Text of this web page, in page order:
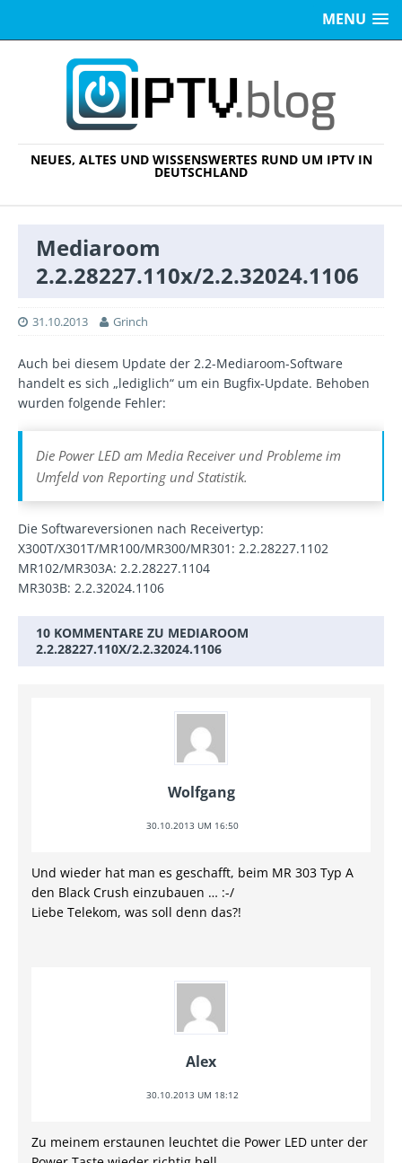
MENU
NEUES, ALTES UND WISSENSWERTES RUND UM IPTV IN
DEUTSCHLAND
Mediaroom
2.2.28227.110x/2.2.32024.1106
31.10.2013 Grinch
Auch bei diesem Update der 2.2-Mediaroom-Software
handelt es sich „lediglich“ um ein Bugfix-Update. Behoben
wurden folgende Fehler:
Die Power LED am Media Receiver und Probleme im
Umfeld von Reporting und Statistik.
Die Softwareversionen nach Receivertyp:
X300T/X301T/MR100/MR300/MR301: 2.2.28227.1102
MR102/MR303A: 2.2.28227.1104
MR303B: 2.2.32024.1106
10 KOMMENTARE ZU MEDIAROOM
2.2.28227.110X/2.2.32024.1106
Wolfgang
30.10.2013 UM 16:50
Und wieder hat man es geschafft, beim MR 303 Typ A
den Black Crush einzubauen … :-/
Liebe Telekom, was soll denn das?!
Alex
30.10.2013 UM 18:12
Zu meinem erstaunen leuchtet die Power LED unter der